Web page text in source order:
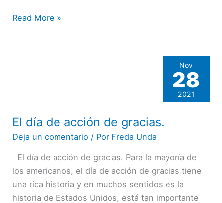
Read More »
El día de acción de gracias.
Deja un comentario / Por Freda Unda
El día de acción de gracias. Para la mayoría de
los americanos, el día de acción de gracias tiene
una rica historia y en muchos sentidos es la
historia de Estados Unidos, está tan importante
El
día
acción
de
gracias.
Nov
28
2021